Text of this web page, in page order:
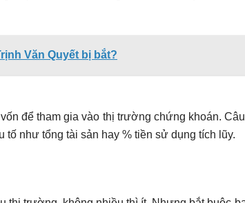
Văn Quyết bị bắt?
để tham gia vào thị trường chứng khoán.
tố như tổng tài sản hay % tiền sử dụng tích lũy.